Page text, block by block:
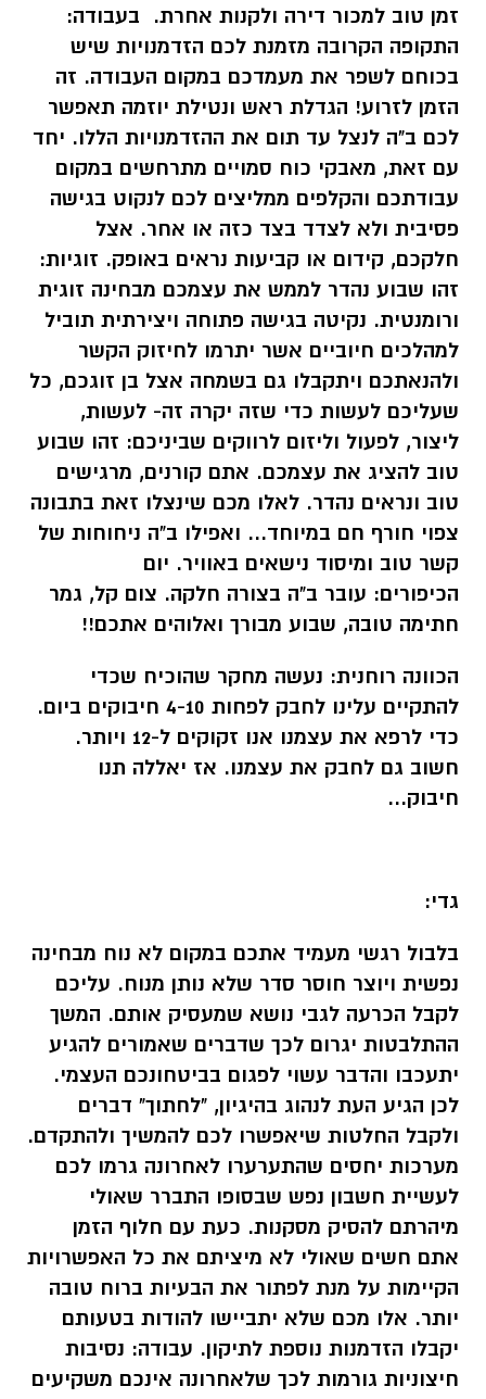
זמן טוב למכור דירה ולקנות אחרת. בעבודה:
התקופה הקרובה מזמנת לכם הזדמנויות שיש
בכוחם לשפר את מעמדכם במקום העבודה. זה
הזמן לזרוע! הגדלת ראש ונטילת יוזמה תאפשר
לכם ב"ה לנצל עד תום את ההזדמנויות הללו. יחד
עם זאת, מאבקי כוח סמויים מתרחשים במקום
עבודתכם והקלפים ממליצים לכם לנקוט בגישה
פסיבית ולא לצדד בצד כזה או אחר. אצל
חלקכם, קידום או קביעות נראים באופק. זוגיות:
זהו שבוע נהדר לממש את עצמכם מבחינה זוגית
ורומנטית. נקיטה בגישה פתוחה ויצירתית תוביל
למהלכים חיוביים אשר יתרמו לחיזוק הקשר
ולהנאתכם ויתקבלו גם בשמחה אצל בן זוגכם, כל
שעליכם לעשות כדי שזה יקרה זה- לעשות,
ליצור, לפעול וליזום לרווקים שביניכם: זהו שבוע
טוב להציג את עצמכם. אתם קורנים, מרגישים
טוב ונראים נהדר. לאלו מכם שינצלו זאת בתבונה
צפוי חורף חם במיוחד... ואפילו ב"ה ניחוחות של
קשר טוב ומיסוד נישאים באוויר. יום
הכיפורים: עובר ב"ה בצורה חלקה. צום קל, גמר
חתימה טובה, שבוע מבורך ואלוהים אתכם!!
הכוונה רוחנית: נעשה מחקר שהוכיח שכדי
להתקיים עלינו לחבק לפחות 4-10 חיבוקים ביום.
כדי לרפא את עצמנו אנו זקוקים ל-12 ויותר.
חשוב גם לחבק את עצמנו. אז יאללה תנו
חיבוק...
גדי:
בלבול רגשי מעמיד אתכם במקום לא נוח מבחינה
נפשית ויוצר חוסר סדר שלא נותן מנוח. עליכם
לקבל הכרעה לגבי נושא שמעסיק אותם. המשך
ההתלבטות יגרום לכך שדברים שאמורים להגיע
יתעכבו והדבר עשוי לפגום בביטחונכם העצמי.
לכן הגיע העת לנהוג בהיגיון, "לחתוך" דברים
ולקבל החלטות שיאפשרו לכם להמשיך ולהתקדם.
מערכות יחסים שהתערערו לאחרונה גרמו לכם
לעשיית חשבון נפש שבסופו התברר שאולי
מיהרתם להסיק מסקנות. כעת עם חלוף הזמן
אתם חשים שאולי לא מיציתם את כל האפשרויות
הקיימות על מנת לפתור את הבעיות ברוח טובה
יותר. אלו מכם שלא יתביישו להודות בטעותם
יקבלו הזדמנות נוספת לתיקון. עבודה: נסיבות
חיצוניות גורמות לכך שלאחרונה אינכם משקיעים